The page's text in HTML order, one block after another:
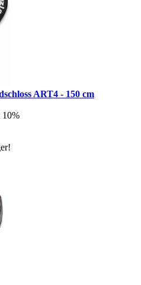
ART4 - 150 cm
10%